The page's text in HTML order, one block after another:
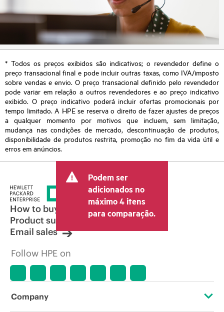
* Todos os preços exibidos são indicativos; o revendedor define o
preço transacional final e pode incluir outras taxas, como IVA/imposto
sobre vendas e envio. O preço transacional definido pelo revendedor
pode variar em relação a outros revendedores e ao preço indicativo
exibido. O preço indicativo poderá incluir ofertas promocionais por
tempo limitado. A HPE se reserva o direito de fazer ajustes de preços
a qualquer momento por motivos que incluem, sem limitação,
mudança nas condições de mercado, descontinuação de produtos,
disponibilidade de produtos restrita, promoção no fim da vida útil e
erros em anúncios.
Podem ser
adicionados no
máximo 4 itens
para comparação.
How to buy
Product support
Email sales
Follow HPE on
Company